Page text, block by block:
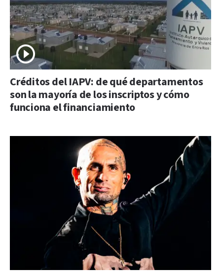
Créditos del IAPV: de qué departamentos
son la mayoría de los inscriptos y cómo
funciona el financiamiento